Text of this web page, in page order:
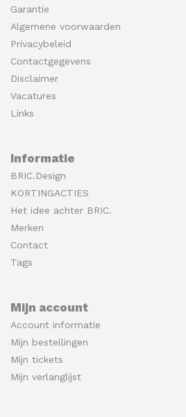
Garantie
Algemene voorwaarden
Privacybeleid
Contactgegevens
Disclaimer
Vacatures
Links
Informatie
BRIC.Design
KORTINGACTIES
Het idee achter BRIC.
Merken
Contact
Tags
Mijn account
Account informatie
Mijn bestellingen
Mijn tickets
Mijn verlanglijst